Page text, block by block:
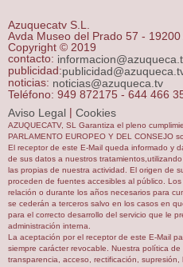
Azuquecatv S.L.
Avda Museo del Prado 57 -
Copyright © 2019
contacto:
publicidad:
noticias: noticias@azuqueca.tv
Teléfono: 949 872175 - 644 466
Aviso Legal | Cookies
AZUQUECATV, SL Garantiza el pleno
PARLAMENTO EUROPEO Y DEL CONSEJO
El receptor de este E-Mail queda informado y
de sus datos a nuestros
las propias de nuestra actividad. El origen de
proceden de fuentes accesibles al público.
relación o durante los años necesarios para
se cederán a terceros salvo en los casos en
para el correcto desarrollo del servicio que le
administración interna.
La aceptación por el receptor de este E-Mail
siempre carácter revocable. Nuestra política
transparencia, acceso, rectificación,